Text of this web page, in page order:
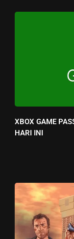
XBOX GAME
HARI INI